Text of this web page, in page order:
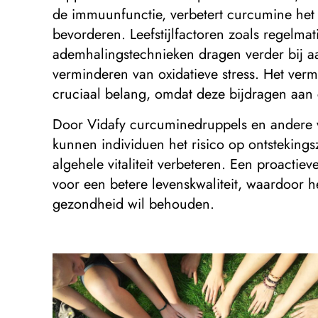
de immuunfunctie, verbetert curcumine
bevorderen. Leefstijlfactoren zoals
ademhalingstechnieken dragen verder bij
verminderen van oxidatieve stress. Het
cruciaal belang, omdat deze bijdragen
Door Vidafy curcuminedruppels en
kunnen individuen het risico op
algehele vitaliteit verbeteren. Een
voor een betere levenskwaliteit, waardoor
gezondheid wil behouden.